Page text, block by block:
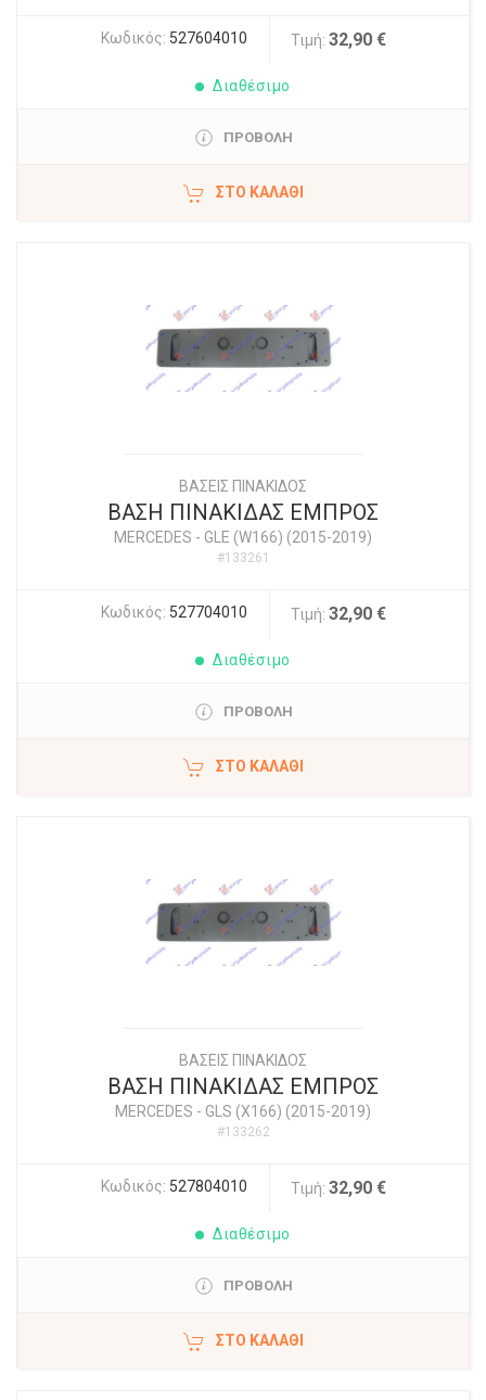
Κωδικός: 527604010 Τιμή: 32,90 €
Διαθέσιμο
ΠΡΟΒΟΛΗ
ΣΤΟ ΚΑΛΆΘΙ
ΒΑΣΕΙΣ ΠΙΝΑΚΙΔΟΣ
ΒΑΣΗ ΠΙΝΑΚΙΔΑΣ ΕΜΠΡΟΣ
MERCEDES - GLE (W166) (2015-2019)
#133261
Κωδικός: 527704010 Τιμή: 32,90 €
Διαθέσιμο
ΠΡΟΒΟΛΗ
ΣΤΟ ΚΑΛΆΘΙ
ΒΑΣΕΙΣ ΠΙΝΑΚΙΔΟΣ
ΒΑΣΗ ΠΙΝΑΚΙΔΑΣ ΕΜΠΡΟΣ
MERCEDES - GLS (X166) (2015-2019)
#133262
Κωδικός: 527804010 Τιμή: 32,90 €
Διαθέσιμο
ΠΡΟΒΟΛΗ
ΣΤΟ ΚΑΛΆΘΙ